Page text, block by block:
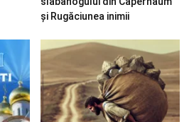
și Rugăciunea inimii